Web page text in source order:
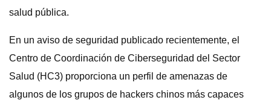
salud pública.
En un aviso de seguridad publicado recientemente, el
Centro de Coordinación de Ciberseguridad del Sector
Salud (HC3) proporciona un perfil de amenazas de
algunos de los grupos de hackers chinos más capaces